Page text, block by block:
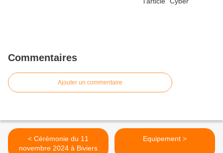
Commentaires
Ajouter un commentaire
< Cérémonie du 11
novembre 2024 à Biviers
Equipement >